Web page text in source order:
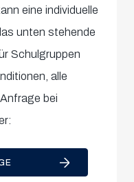
eine individuelle
unten stehende
Schulgruppen
alle
bei